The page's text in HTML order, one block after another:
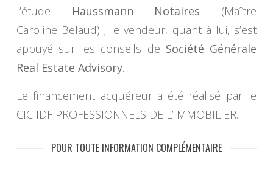
l’étude Haussmann Notaires (Maître
Caroline Belaud) ; le vendeur, quant à lui, s’est
appuyé sur les conseils de Société Générale
Real Estate Advisory.
Le financement acquéreur a été réalisé par le
CIC IDF PROFESSIONNELS DE L’IMMOBILIER.
POUR TOUTE INFORMATION COMPLÉMENTAIRE